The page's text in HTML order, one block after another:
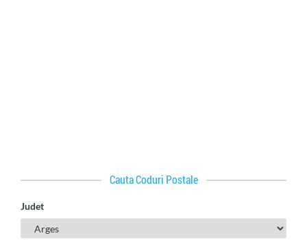
Cauta Coduri Postale
Judet